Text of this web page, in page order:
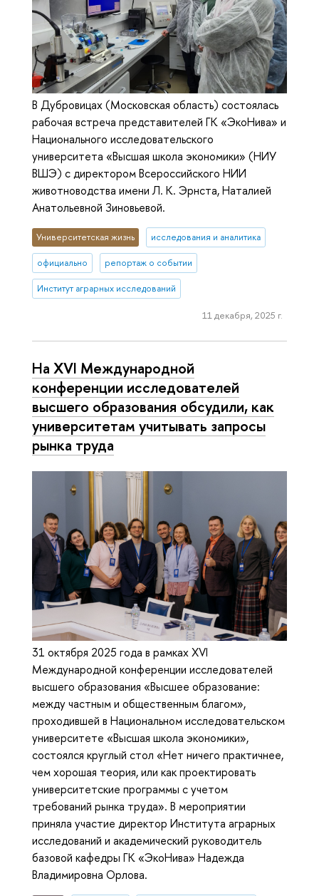
В Дубровицах (Московская область) состоялась
рабочая встреча представителей ГК «ЭкоНива» и
Национального исследовательского
университета «Высшая школа экономики» (НИУ
ВШЭ) с директором Всероссийского НИИ
животноводства имени Л. К. Эрнста, Наталией
Анатольевной Зиновьевой.
Университетская жизнь исследования и аналитика
официально репортаж о событии
Институт аграрных исследований
11 декабря, 2025 г.
На XVI Международной
конференции исследователей
высшего образования обсудили, как
университетам учитывать запросы
рынка труда
31 октября 2025 года в рамках XVI
Международной конференции исследователей
высшего образования «Высшее образование:
между частным и общественным благом»,
проходившей в Национальном исследовательском
университете «Высшая школа экономики»,
состоялся круглый стол «Нет ничего практичнее,
чем хорошая теория, или как проектировать
университетские программы с учетом
требований рынка труда». В мероприятии
приняла участие директор Института аграрных
исследований и академический руководитель
базовой кафедры ГК «ЭкоНива» Надежда
Владимировна Орлова.